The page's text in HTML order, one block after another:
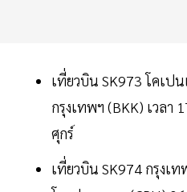
เที่ยวบิน SK973 โคเปน
กรุงเทพฯ (BKK) เวล
ศุกร์
เที่ยวบิน SK974 กรุงเ